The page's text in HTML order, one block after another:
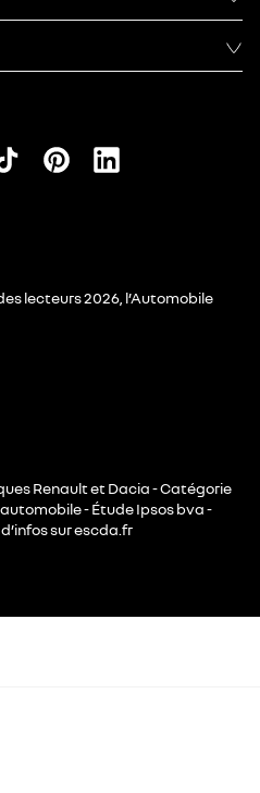
lecteurs 2026, l’Automobile
Renault et Dacia - Catégorie
- Étude Ipsos bva -
sur escda.fr